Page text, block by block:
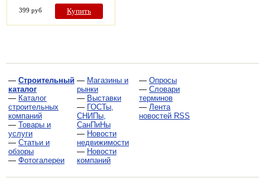
399 руб Купить
— Строительный
каталог
— Каталог
строительных
компаний
— Товары и
услуги
— Статьи и
обзоры
— Фотогалереи
— Магазины и
рынки
— Выставки
— ГОСТы,
СНИПы,
СанПиНы
— Новости
недвижимости
— Новости
компаний
— Опросы
— Словари
терминов
— Лента
новостей RSS